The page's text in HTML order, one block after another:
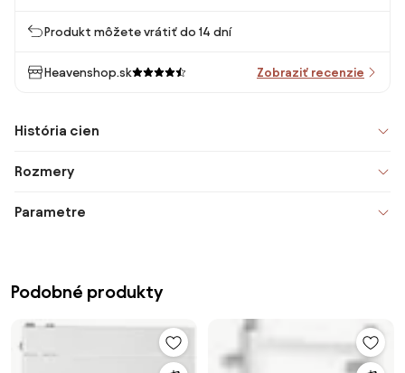
Produkt môžete vrátiť do 14 dní
Heavenshop.sk Zobraziť recenzie
História cien
Rozmery
Parametre
Podobné produkty